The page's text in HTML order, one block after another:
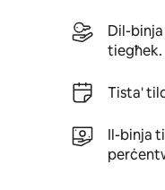
Dil-binja
tiegħek.
Tista'
Il-binja